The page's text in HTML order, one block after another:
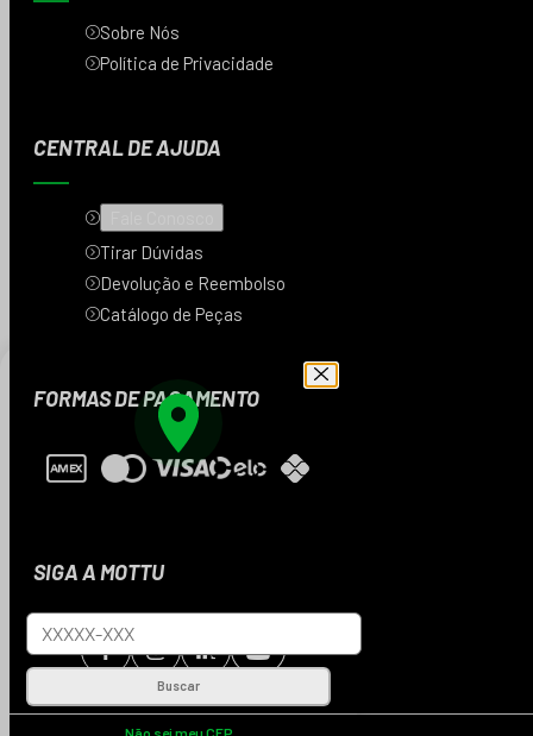
Sobre Nós
Política de Privacidade
CENTRAL DE AJUDA
Tirar Dúvidas
Devolução e Reembolso
Catálogo de Peças
FORMAS DE PAGAMENTO
SIGA A MOTTU
Buscar
Não sei meu CEP